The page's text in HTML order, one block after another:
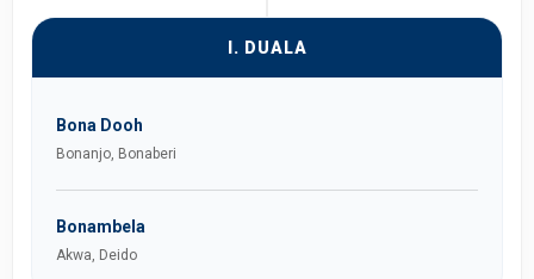
I. DUALA
Bona Dooh
Bonanjo, Bonaberi
Bonambela
Akwa, Deido